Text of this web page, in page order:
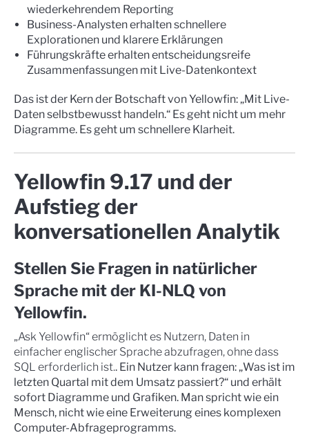
wiederkehrendem Reporting
Business-Analysten erhalten schnellere
Explorationen und klarere Erklärungen
Führungskräfte erhalten entscheidungsreife
Zusammenfassungen mit Live-Datenkontext
Das ist der Kern der Botschaft von Yellowfin: „Mit Live-
Daten selbstbewusst handeln.“ Es geht nicht um mehr
Diagramme. Es geht um schnellere Klarheit.
Yellowfin 9.17 und der
Aufstieg der
konversationellen Analytik
Stellen Sie Fragen in natürlicher
Sprache mit der KI-NLQ von
Yellowfin.
„Ask Yellowfin“ ermöglicht es Nutzern, Daten in
einfacher englischer Sprache abzufragen, ohne dass
SQL erforderlich ist.. Ein Nutzer kann fragen: „Was ist im
letzten Quartal mit dem Umsatz passiert?“ und erhält
sofort Diagramme und Grafiken. Man spricht wie ein
Mensch, nicht wie eine Erweiterung eines komplexen
Computer-Abfrageprogramms.